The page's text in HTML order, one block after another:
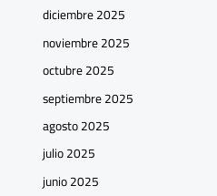
diciembre 2025
noviembre 2025
octubre 2025
septiembre 2025
agosto 2025
julio 2025
junio 2025